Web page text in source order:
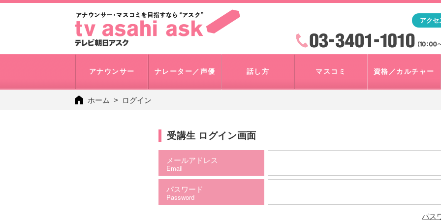
「アナウンサー・マスコミを目指すなら"アスク"」テレビ
アクセ
検索
アナウンサー ナレーター／声優 話し方 マスコミ 資格／カルチャー
ホーム ログイン
受講生 ログイン画面
メールアドレス
Email
パスワード
Password
パス